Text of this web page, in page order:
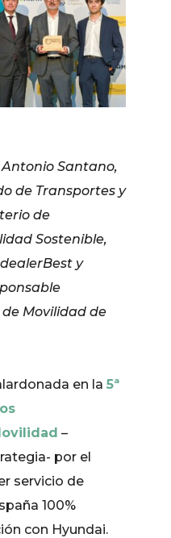
Santano,
de Transportes y
de
Sostenible,
y
Movilidad de
en la 5ª
–
por el
servicio de
100%
con Hyundai.